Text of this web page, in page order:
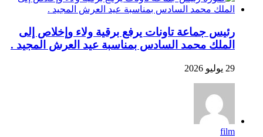
رئيس جماعة تاونات يرفع برقية ولاء وإخلاص إلى
الملك محمد السادس بمناسبة عيد العرش المجيد .
29 يوليو 2026
film